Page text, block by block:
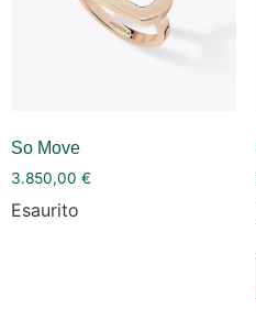
So Move
3.850,00 €
Esaurito